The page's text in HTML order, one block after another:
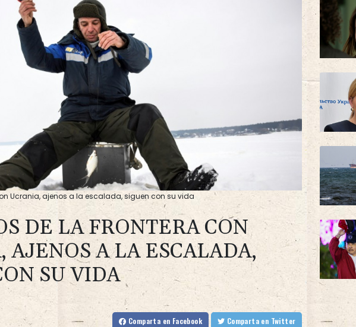
Ucrania, ajenos a la escalada, siguen con su vida
DE LA FRONTERA CON
AJENOS A LA ESCALADA,
SU VIDA
Comparta en Facebook Comparta en Twitter